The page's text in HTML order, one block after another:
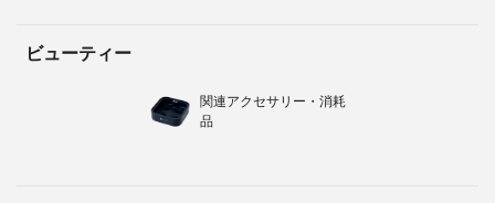
ビューティー
関連アクセサリー・消耗
品